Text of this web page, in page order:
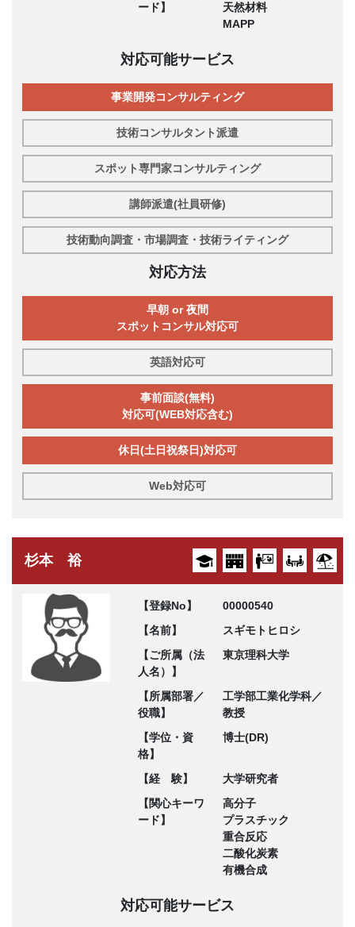
ード】
天然材料
MAPP
対応可能サービス
事業開発コンサルティング
技術コンサルタント派遣
スポット専門家コンサルティング
講師派遣(社員研修)
技術動向調査・市場調査・技術ライティング
対応方法
早朝 or 夜間
スポットコンサル対応可
英語対応可
事前面談(無料)
対応可(WEB対応含む)
休日(土日祝祭日)対応可
Web対応可
杉本 裕
【登録No】
00000540
【名前】
スギモトヒロシ
【ご所属（法
人名）】
東京理科大学
【所属部署／
役職】
工学部工業化学科／
教授
【学位・資
格】
博士(DR)
【経 験】
大学研究者
【関心キーワ
ード】
高分子
プラスチック
重合反応
二酸化炭素
有機合成
対応可能サービス